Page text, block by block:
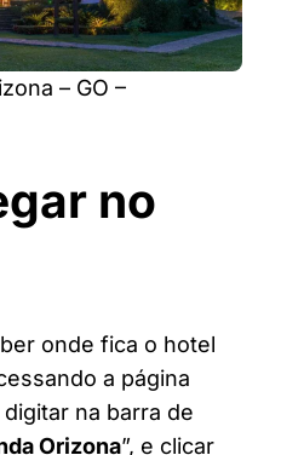
– GO –
no
onde fica o hotel
a página
na barra de
Orizona”, e clicar